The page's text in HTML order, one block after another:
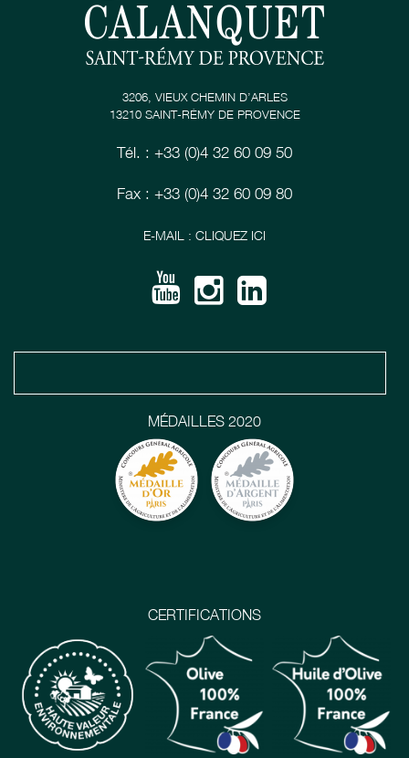
CERTIFICATIONS
MÉDAILLES 2020
3206, VIEUX CHEMIN D’ARLES
13210 SAINT-RÉMY DE PROVENCE
Tél. : +33 (0)4 32 60 09 50
Fax : +33 (0)4 32 60 09 80
E-MAIL : CLIQUEZ ICI